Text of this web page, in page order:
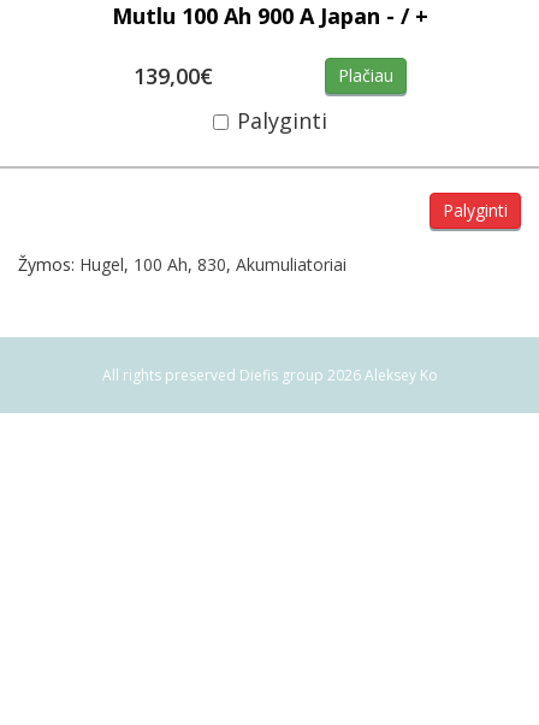
Mutlu 100 Ah 900 A Japan - / +
139,00€ Plačiau
Palyginti
Palyginti
Žymos: Hugel, 100 Ah, 830, Akumuliatoriai
All rights preserved Diefis group 2026 Aleksey Ko